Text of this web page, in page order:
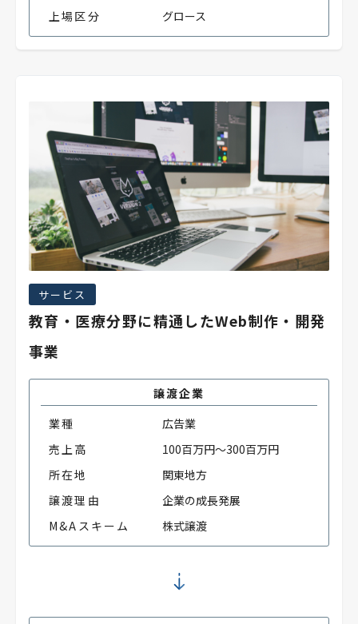
上場区分
グロース
サービス
教育・医療分野に精通したWeb制作・開発
事業
譲渡企業
業種
広告業
売上高
100百万円～300百万円
所在地
関東地方
譲渡理由
企業の成長発展
M&Aスキーム
株式譲渡